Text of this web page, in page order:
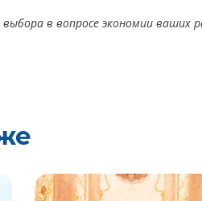
в вопросе экономии ваших